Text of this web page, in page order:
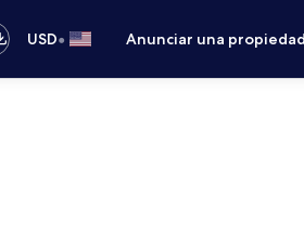
USD• Anunciar una propiedad